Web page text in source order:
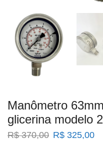
Manômetro
glicerina modelo
R$370,00 O
R$ 325,00O